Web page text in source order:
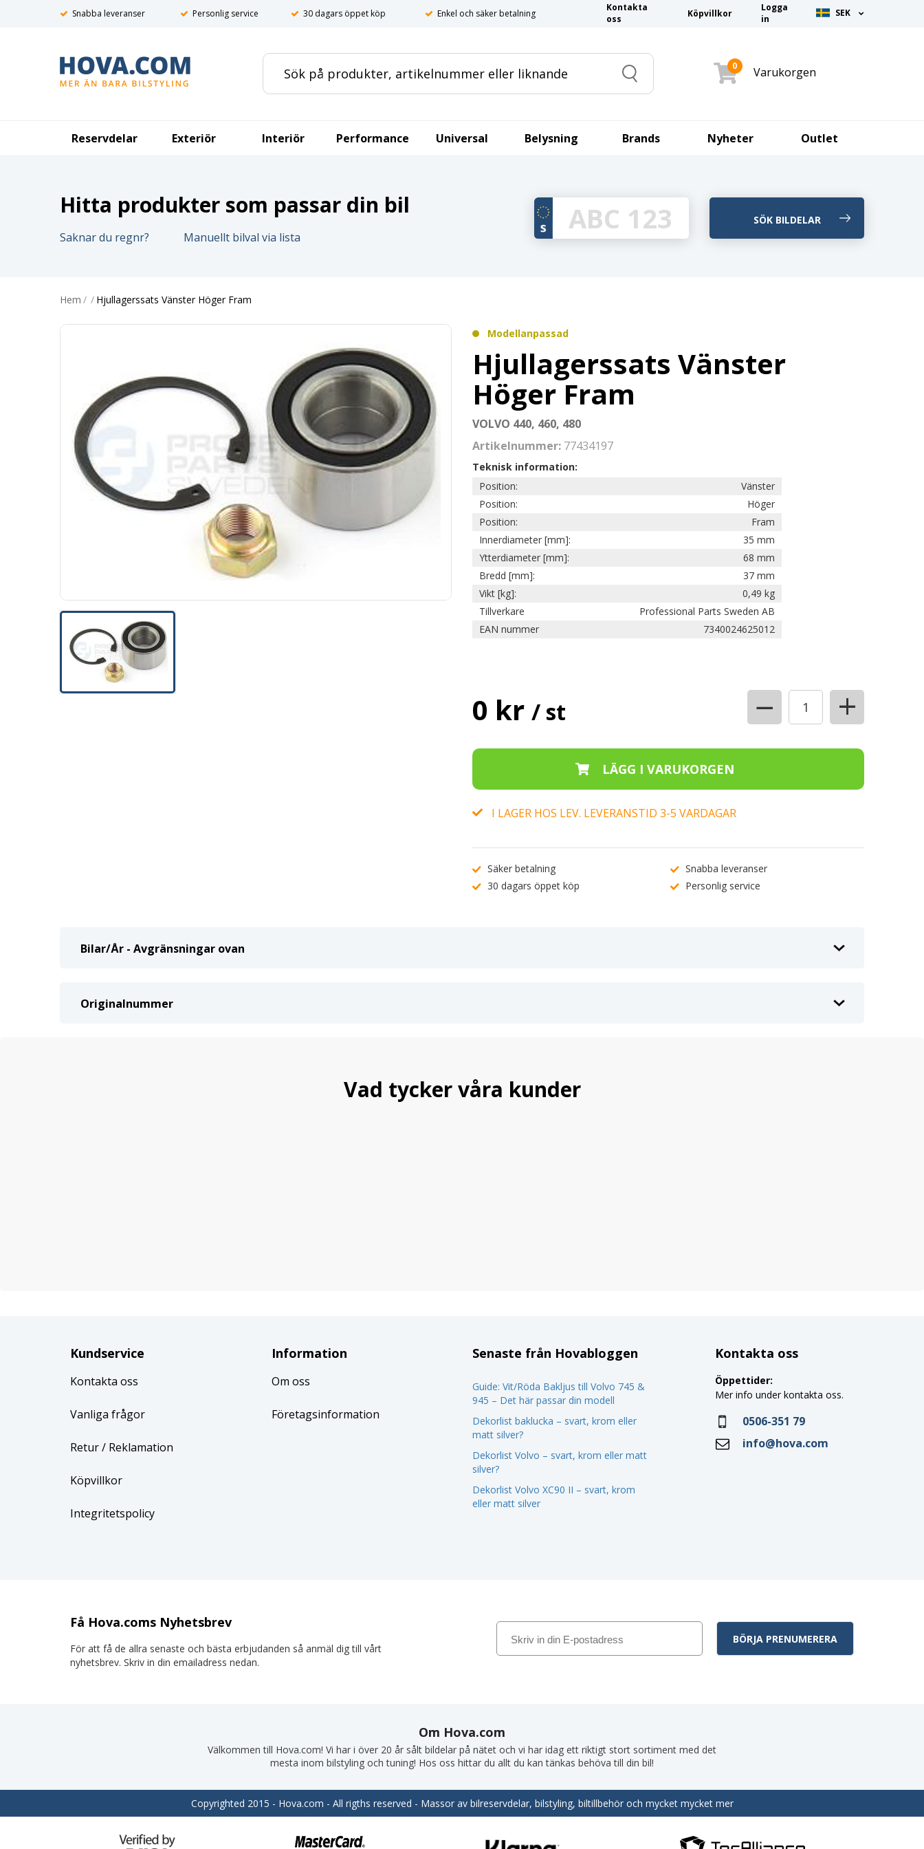
Snabba leveranser Personlig service 30 dagars öppet köp Enkel och säker betalning
Kontakta
oss
Köpvillkor
Logga
in
SEK
Search
0 Varukorgen
Reservdelar Exteriör Interiör Performance Universal Belysning Brands Nyheter Outlet
Hitta produkter som passar din bil
Saknar du regnr? Manuellt bilval via lista
Hem / / Hjullagerssats Vänster Höger Fram
Modellanpassad
Hjullagerssats Vänster
Höger Fram
VOLVO 440, 460, 480
Artikelnummer: 77434197
Teknisk information:
Position:
Vänster
Position:
Höger
Position:
Fram
Innerdiameter [mm]:
35 mm
Ytterdiameter [mm]:
68 mm
Bredd [mm]:
37 mm
Vikt [kg]:
0,49 kg
Tillverkare
Professional Parts Sweden AB
EAN nummer
7340024625012
0 kr / st − +
I LAGER HOS LEV. LEVERANSTID 3-5 VARDAGAR
Säker betalning
Snabba leveranser
30 dagars öppet köp
Personlig service
Bilar/År - Avgränsningar ovan
Originalnummer
Vad tycker våra kunder
Kundservice
Kontakta oss
Vanliga frågor
Retur/ Reklamation
Köpvillkor
Integritetspolicy
Information
Om oss
Företagsinformation
Senaste från Hovabloggen
Guide: Vit/Röda Bakljus till Volvo 745 &
945 – Det här passar din modell
Dekorlist baklucka – svart, krom eller
matt silver?
Dekorlist Volvo – svart, krom eller matt
silver?
Dekorlist Volvo XC90 II – svart, krom
eller matt silver
Kontakta oss
Öppettider:
Mer info under kontakta oss.
0506-351 79
info@hova.com
Få Hova.coms Nyhetsbrev
För att få de allra senaste och bästa erbjudanden så anmäl dig till vårt
nyhetsbrev. Skriv in din emailadress nedan.
Om Hova.com
Välkommen till Hova.com! Vi har i över 20 år sålt bildelar på nätet och vi har idag ett riktigt stort sortiment med det
mesta inom bilstyling och tuning! Hos oss hittar du allt du kan tänkas behöva till din bil!
Copyrighted 2015 - Hova.com - All rigths reserved - Massor av bilreservdelar, bilstyling, biltillbehör och mycket mycket mer